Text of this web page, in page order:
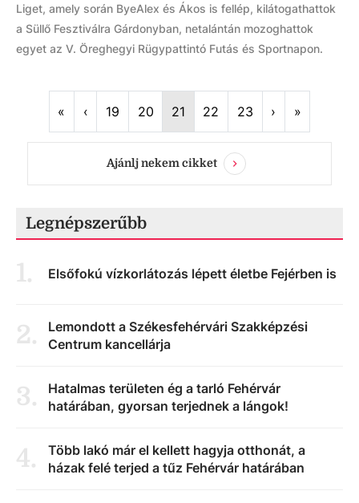
Liget, amely során ByeAlex és Ákos is fellép, kilátogathattok
a Süllő Fesztiválra Gárdonyban, netalántán mozoghattok
egyet az V. Öreghegyi Rügypattintó Futás és Sportnapon.
« First‹Previous
19 20 21 22 23 › Next
»Last
Ajánlj nekem cikket
Legnépszerűbb
1. Elsőfokú vízkorlátozás lépett életbe Fejérben is
2.
Lemondott a Székesfehérvári Szakképzési
Centrum kancellárja
3.
Hatalmas területen ég a tarló Fehérvár
határában, gyorsan terjednek a lángok!
4.
Több lakó már el kellett hagyja otthonát, a
házak felé terjed a tűz Fehérvár határában